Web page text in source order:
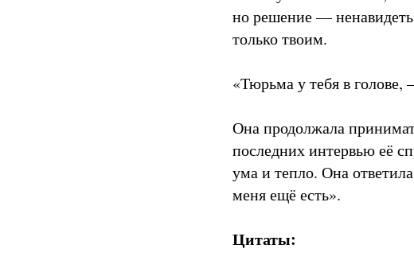
но решение — ненавидеть
только твоим.
«Тюрьма у тебя в
Она продолжала
последних интервью её
ума и тепло. Она
меня ещё есть».
Цитаты: